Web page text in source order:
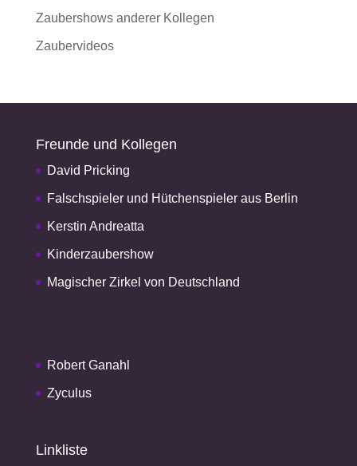
Zaubershows anderer Kollegen
Zaubervideos
Freunde und Kollegen
David Pricking
Falschspieler und Hütchenspieler aus Berlin
Kerstin Andreatta
Kinderzaubershow
Magischer Zirkel von Deutschland
Robert Ganahl
Zyculus
Linkliste